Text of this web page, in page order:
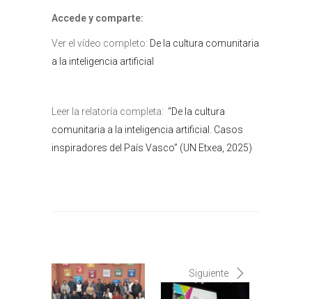
Accede y comparte:
Ver el vídeo completo: De la cultura comunitaria
a la inteligencia artificial
Leer la relatoría completa: “De la cultura
comunitaria a la inteligencia artificial. Casos
inspiradores del País Vasco” (UN Etxea, 2025)
Siguiente